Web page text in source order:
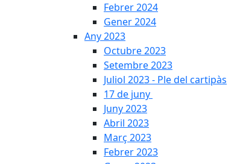
Febrer 2024
Gener 2024
Any 2023
Octubre 2023
Setembre 2023
Juliol 2023 - Ple del cartipàs
17 de juny
Juny 2023
Abril 2023
Març 2023
Febrer 2023